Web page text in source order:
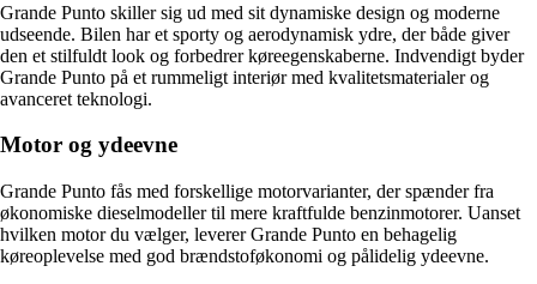
Grande Punto skiller sig ud med sit dynamiske design og moderne
udseende. Bilen har et sporty og aerodynamisk ydre, der både giver
den et stilfuldt look og forbedrer køreegenskaberne. Indvendigt byder
Grande Punto på et rummeligt interiør med kvalitetsmaterialer og
avanceret teknologi.
Motor og ydeevne
Grande Punto fås med forskellige motorvarianter, der spænder fra
økonomiske dieselmodeller til mere kraftfulde benzinmotorer. Uanset
hvilken motor du vælger, leverer Grande Punto en behagelig
køreoplevelse med god brændstoføkonomi og pålidelig ydeevne.